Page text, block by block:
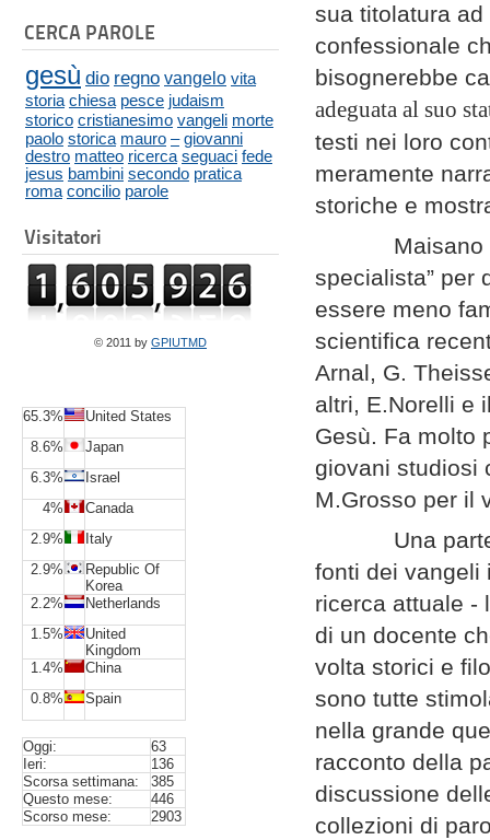
CERCA PAROLE
gesù dio regno vangelo vita
storia chiesa pesce judaism
storico cristianesimo vangeli morte
paolo storica mauro – giovanni
destro matteo ricerca seguaci fede
jesus bambini secondo pratica
roma concilio parole
Visitatori
© 2011 by GPIUTMD
65.3%
United States
8.6%
Japan
6.3%
Israel
4%
Canada
2.9%
Italy
2.9%
Republic Of
Korea
2.2%
Netherlands
1.5%
United
Kingdom
1.4%
China
0.8%
Spain
Oggi:
63
Ieri:
136
Scorsa settimana:
385
Questo mese:
446
Scorso mese:
2903
sua titolatura ad
confessionale
bisognerebbe
adeguata al suo
testi nei loro
meramente
storiche e
Maisano
specialista” per
essere meno
scientifica
Arnal, G.
altri, E.Norelli e
Gesù. Fa molto
giovani studiosi
M.Grosso per il
Una parte
fonti dei vangeli
ricerca attuale -
di un docente
volta storici e
sono tutte
nella grande
racconto della
discussione
collezioni di